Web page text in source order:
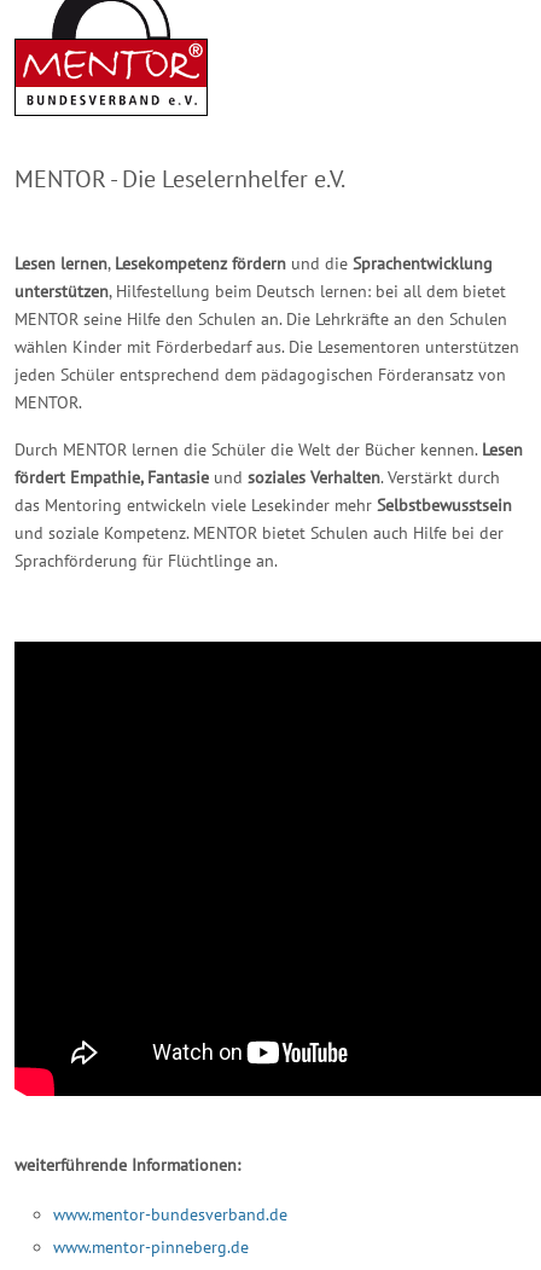
MENTOR - Die Leselernhelfer e.V.
Lesen lernen, Lesekompetenz fördern und die Sprachentwicklung
unterstützen, Hilfestellung beim Deutsch lernen: bei all dem bietet
MENTOR seine Hilfe den Schulen an. Die Lehrkräfte an den Schulen
wählen Kinder mit Förderbedarf aus. Die Lesementoren unterstützen
jeden Schüler entsprechend dem pädagogischen Förderansatz von
MENTOR.
Durch MENTOR lernen die Schüler die Welt der Bücher kennen. Lesen
fördert Empathie, Fantasie und soziales Verhalten. Verstärkt durch
das Mentoring entwickeln viele Lesekinder mehr Selbstbewusstsein
und soziale Kompetenz. MENTOR bietet Schulen auch Hilfe bei der
Sprachförderung für Flüchtlinge an.
weiterführende Informationen:
www.mentor-bundesverband.de
www.mentor-pinneberg.de